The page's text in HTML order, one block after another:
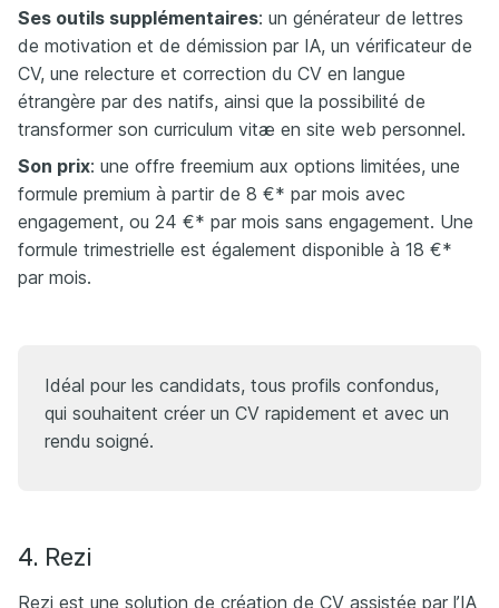
Ses outils supplémentaires: un générateur de lettres
de motivation et de démission par IA, un vérificateur de
CV, une relecture et correction du CV en langue
étrangère par des natifs, ainsi que la possibilité de
transformer son curriculum vitæ en site web personnel.
Son prix: une offre freemium aux options limitées, une
formule premium à partir de 8 €* par mois avec
engagement, ou 24 €* par mois sans engagement. Une
formule trimestrielle est également disponible à 18 €*
par mois.
Idéal pour les candidats, tous profils confondus,
qui souhaitent créer un CV rapidement et avec un
rendu soigné.
4. Rezi
Rezi est une solution de création de CV assistée par l’IA